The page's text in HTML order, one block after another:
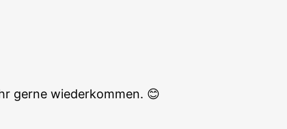
gerne wiederkommen. 😊